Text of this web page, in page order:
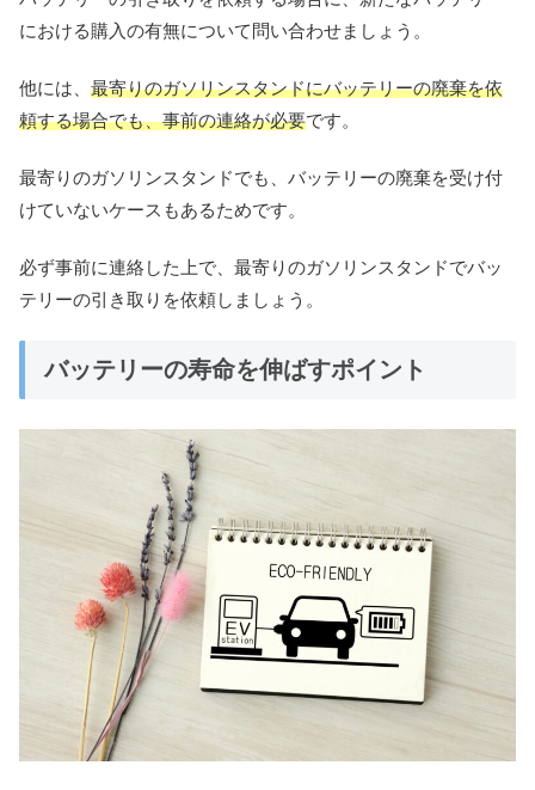
における購入の有無について問い合わせましょう。
他には、 最寄りのガソリンスタンドにバッテリーの廃棄を依
頼する場合でも、事前の連絡が必要です。
最寄りのガソリンスタンドでも、バッテリーの廃棄を受け付
けていないケースもあるためです。
必ず事前に連絡した上で、最寄りのガソリンスタンドでバッ
テリーの引き取りを依頼しましょう。
バッテリーの寿命を伸ばすポイント